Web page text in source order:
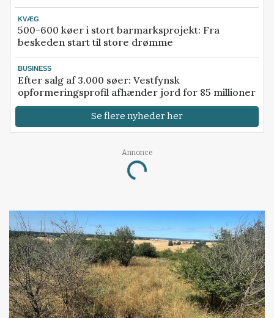
KVÆG
500-600 køer i stort barmarksprojekt: Fra
beskeden start til store drømme
BUSINESS
Efter salg af 3.000 søer: Vestfynsk
opformeringsprofil afhænder jord for 85 millioner
Se flere nyheder her
Annonce
Loading...